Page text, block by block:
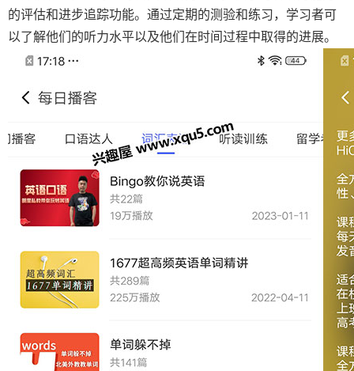
的评估和进步追踪功能。通过定期的测验和练习，学习者可
以了解他们的听力水平以及他们在时间过程中取得的进展。